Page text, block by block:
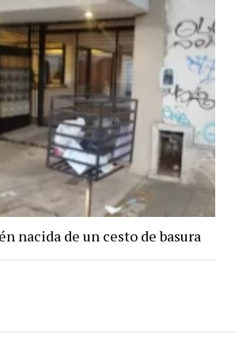
nacida de un cesto de basura